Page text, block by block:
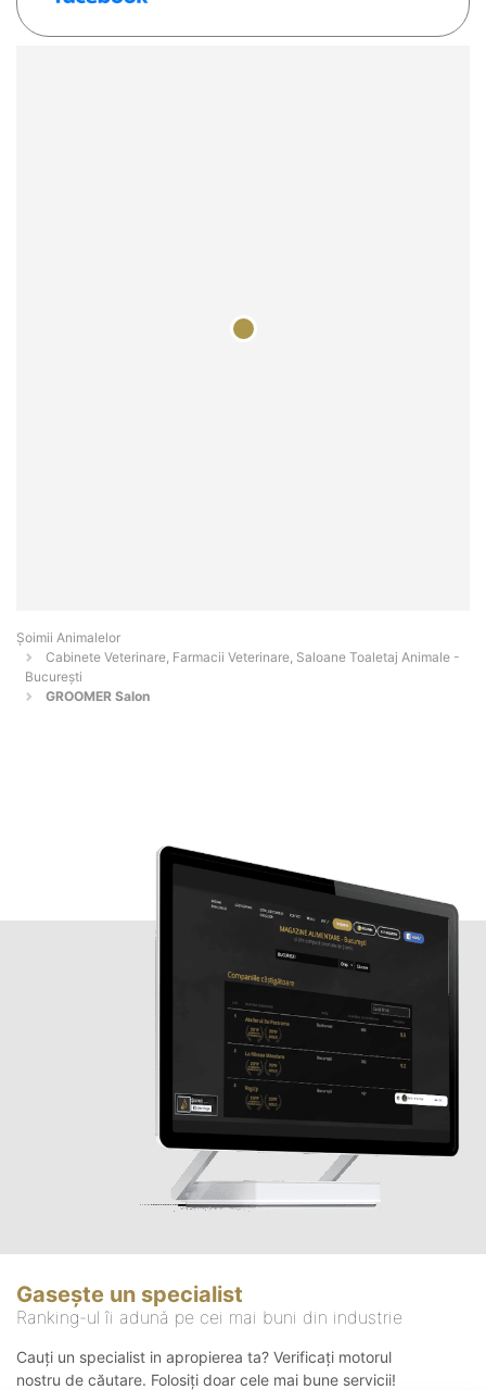
Şoimii Animalelor
Cabinete Veterinare, Farmacii Veterinare, Saloane Toaletaj Animale -
Bucureşti
GROOMER Salon
Gasește un specialist
Ranking-ul îi adună pe cei mai buni din industrie
Cauți un specialist in apropierea ta? Verificați motorul
nostru de căutare. Folosiți doar cele mai bune servicii!